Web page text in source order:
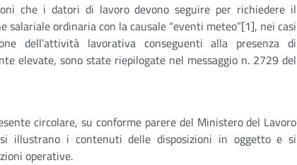
che i datori di lavoro devono seguire per richiedere il
ordinaria con la causale “eventi meteo”[1], nei casi
dell’attività lavorativa conseguenti alla presenza di
elevate, sono state riepilogate nel messaggio n. 2729 del
circolare, su conforme parere del Ministero del Lavoro
illustrano i contenuti delle disposizioni in oggetto e si
operative.